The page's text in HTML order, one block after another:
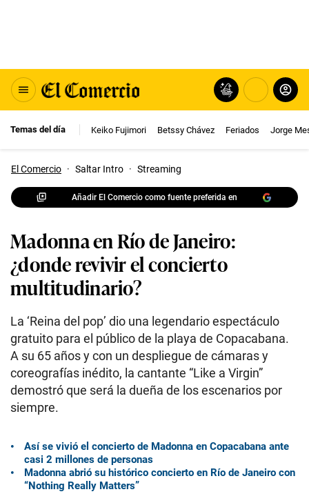
Temas del día Keiko Fujimori Betssy Chávez Feriados Jorge
El Comercio · Saltar Intro · Streaming
Añadir El Comercio como fuente preferida en
Madonna en Río de Janeiro:
¿donde revivir el concierto
multitudinario?
La ‘Reina del pop’ dio una legendario espectáculo
gratuito para el público de la playa de Copacabana.
A su 65 años y con un despliegue de cámaras y
coreografías inédito, la cantante “Like a Virgin”
demostró que será la dueña de los escenarios por
siempre.
Así se vivió el concierto de Madonna en Copacabana ante
casi 2 millones de personas
Madonna abrió su histórico concierto en Río de Janeiro con
“Nothing Really Matters”